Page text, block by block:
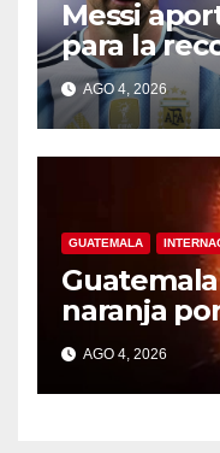
Messi
para la
zonas
en Madrid
AGO 4, 2026
GUATEMALA
naranja
del volcán
AGO 4, 2026